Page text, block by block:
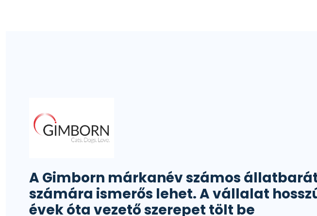
A Gimborn márkanév számos
számára ismerős lehet. A vállalat
évek óta vezető szerepet tölt be